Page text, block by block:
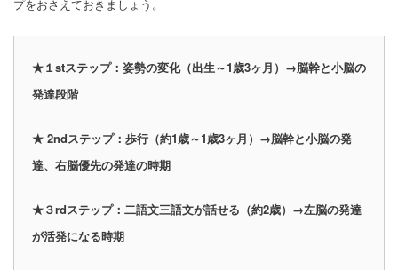
プをおさえておきましょう。
★１stステップ：姿勢の変化（出生～1歳3ヶ月）→脳幹と小脳の
発達段階
★ 2ndステップ：歩行（約1歳～1歳3ヶ月）→脳幹と小脳の発
達、右脳優先の発達の時期
★３rdステップ：二語文三語文が話せる（約2歳）→左脳の発達
が活発になる時期